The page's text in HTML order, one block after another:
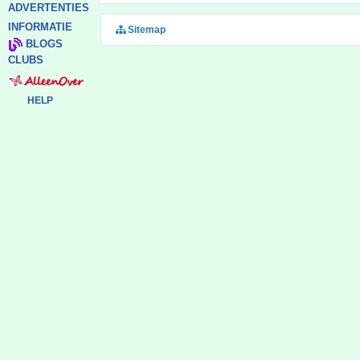
ADVERTENTIES
INFORMATIE
BLOGS
CLUBS
HELP
Sitemap